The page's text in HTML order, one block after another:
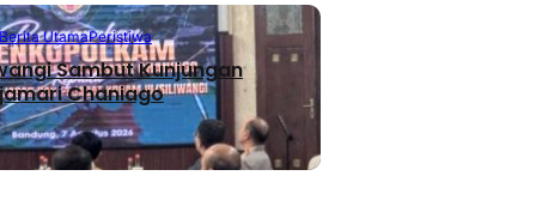
UtamaPeristiwa
Sambut Kunjungan
Chaniago